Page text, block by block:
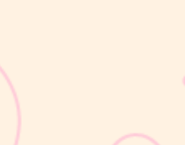
yang dimulai sejak bayi lahir hingga
seperti sebelum hamil. Selama masa
mengalami berbagai perubahan, mulai